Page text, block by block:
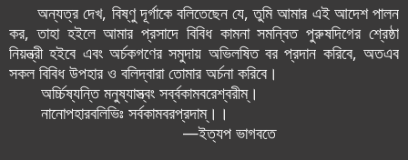
অন্যত্র দেখ, বিষ্ণু দূর্গাকে বলিতেছেন যে, তুমি আমার এই আদেশ পালন
কর, তাহা হইলে আমার প্রসাদে বিবিধ কামনা সমন্বিত পুরুষদিগের শ্রেষ্ঠা
নিয়ন্ত্রী হ‌ইবে এবং অর্চকগণের সমুদায় অভিলষিত বর প্রদান করিবে, অতএব
সকল বিবিধ উপহার ও বলিদ্বারা তোমার অর্চনা করিবে।
অর্চ্চিষ্যন্তি মনুষ্যাস্ত্বং সর্ব্বকামবরেশ্বরীম্।
নানোপহারবলিভিঃ সর্বকামবরপ্রদাম্।।
—ইত্যপ ভাগবতে